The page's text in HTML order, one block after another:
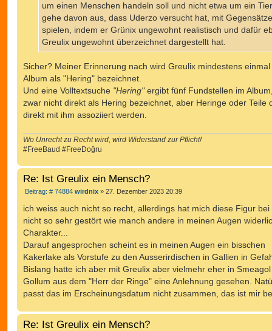
um einen Menschen handeln soll und nicht etwa um ein
gehe davon aus, dass Uderzo versucht hat, mit
spielen, indem er Grünix ungewohnt realistisch und dafür
Greulix ungewohnt überzeichnet dargestellt hat.
Sicher? Meiner Erinnerung nach wird Greulix mindestens einmal
Album als "Hering" bezeichnet.
Und eine Volltextsuche "Hering"ergibt fünf Fundstellen im
zwar nicht direkt als Hering bezeichnet, aber Heringe oder Teile
direkt mit ihm assoziiert werden.
Wo Unrecht zu Recht wird, wird Widerstand zur Pflicht!
#FreeBaud #FreeDoğru
Re: Ist Greulix ein Mensch?
Beitrag: # 74884B
i
wirdnix » 27. Dezember 2023 20:39
ich weiss auch nicht so recht, allerdings hat mich diese Figur bei
nicht so sehr gestört wie manch andere in meinen Augen
Charakter...
Darauf angesprochen scheint es in meinen Augen ein bisschen
Kakerlake als Vorstufe zu den Ausserirdischen in Gallien in
Bislang hatte ich aber mit Greulix aber vielmehr eher in
Gollum aus dem "Herr der Ringe" eine Anlehnung gesehen.
passt das im Erscheinungsdatum nicht zusammen, das ist mir
Re: Ist Greulix ein Mensch?